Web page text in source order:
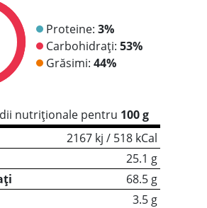
Proteine: 3%
Carbohidrați: 53%
Grăsimi: 44%
nutriționale pentru 100 g
2167 kj / 518 kCal
25.1 g
68.5 g
3.5 g